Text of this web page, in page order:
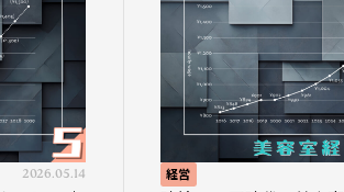
経営